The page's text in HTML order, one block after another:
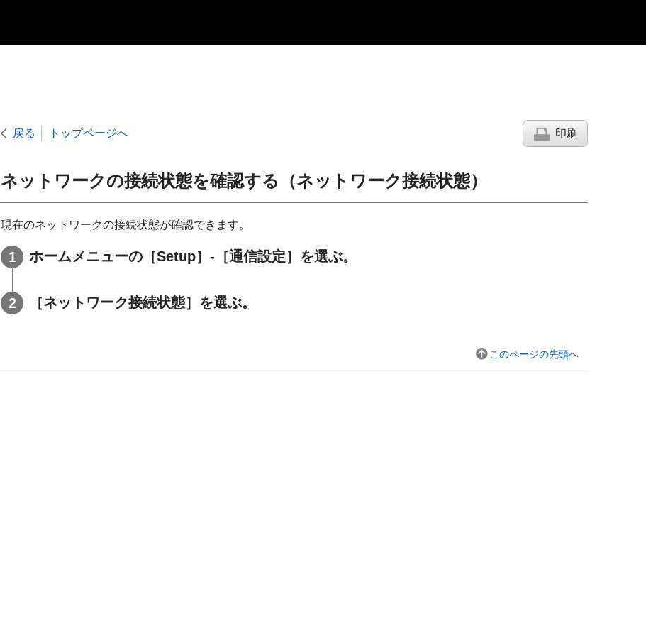
戻る トップページへ 印刷
ネットワークの接続状態を確認する（ネットワーク接続状態）
現在のネットワークの接続状態が確認できます。
ホームメニューの［Setup］-［通信設定］を選ぶ。
［ネットワーク接続状態］を選ぶ。
このページの先頭へ